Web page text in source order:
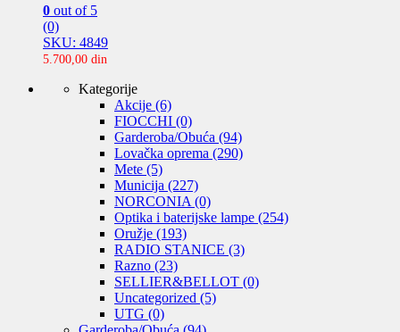
0 out of 5
(0)
SKU: 4849
5.700,00 din
Kategorije
Akcije (6)
FIOCCHI (0)
Garderoba/Obuća (94)
Lovačka oprema (290)
Mete (5)
Municija (227)
NORCONIA (0)
Optika i baterijske lampe (254)
Oružje (193)
RADIO STANICE (3)
Razno (23)
SELLIER&BELLOT (0)
Uncategorized (5)
UTG (0)